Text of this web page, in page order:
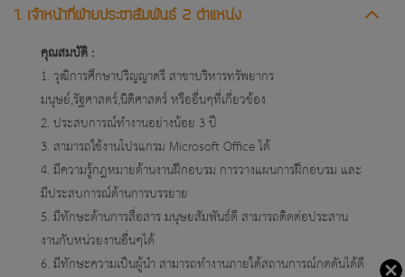
1. เจ้าหน้าที่ฝ่ายประชาสัมพันธ์ 2 ตำแหน่ง
คุณสมบัติ :
1. วุฒิการศึกษาปริญญาตรี สาขาบริหารทรัพยากร
มนุษย์,รัฐศาสตร์,นิติศาสตร์ หรืออื่นๆที่เกี่ยวข้อง
2. ประสบการณ์ทำงานอย่างน้อย 3 ปี
3. สามารถใช้งานโปรแกรม Microsoft Office ได้
4. มีความรู้กฎหมายด้านงานฝึกอบรม การวางแผนการฝึกอบรม และ
มีประสบการณ์ด้านการบรรยาย
5. มีทักษะด้านการสื่อสาร มนุษยสัมพันธ์ดี สามารถติดต่อประสาน
งานกับหน่วยงานอื่่นๆได้
6. มีทักษะความเป็นผู้นำ สามารถทำงานภายใต้สถานการณ์กดดันได้ดี